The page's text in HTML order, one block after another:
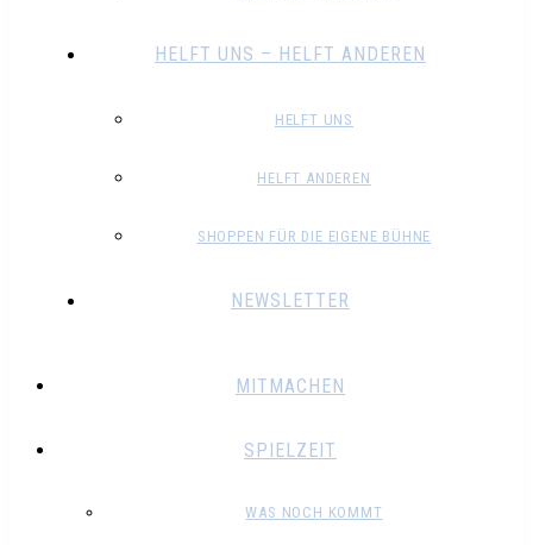
HELFT UNS – HELFT ANDEREN
HELFT UNS
HELFT ANDEREN
SHOPPEN FÜR DIE EIGENE BÜHNE
NEWSLETTER
MITMACHEN
SPIELZEIT
WAS NOCH KOMMT